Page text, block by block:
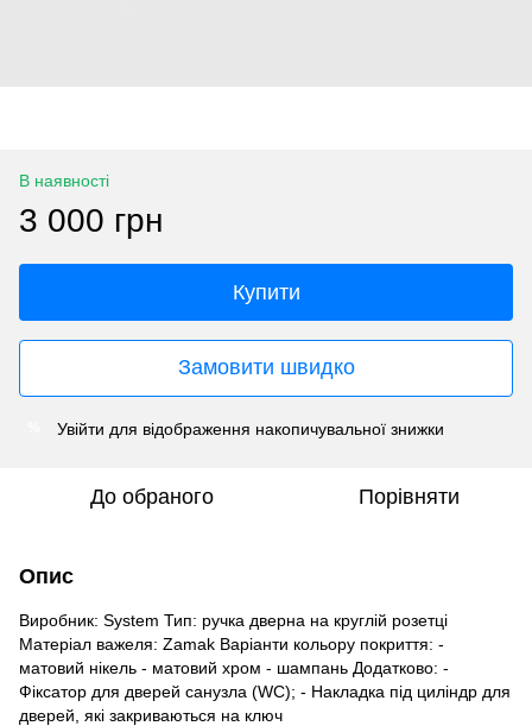
В наявності
3 000 грн
Купити
Замовити швидко
Увійти для відображення накопичувальної знижки
До обраного Порівняти
Опис
Виробник: System Тип: ручка дверна на круглій розетці
Матеріал важеля: Zamak Варіанти кольору покриття: -
матовий нікель - матовий хром - шампань Додатково: -
Фіксатор для дверей санузла (WC); - Накладка під циліндр для
дверей, які закриваються на ключ